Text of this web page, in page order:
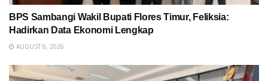
BPS Sambangi Wakil Bupati Flores Timur, Feliksia:
Hadirkan Data Ekonomi Lengkap
AUGUST 6, 2026